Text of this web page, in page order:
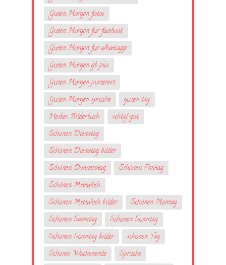
Guten Morgen fotos
Guten Morgen für facebook
Guten Morgen für whatsapp
Guten Morgen gb pics
Guten Morgen pinterest
Guten Morgen sprüche
guten tag
Heikes Bilderbuch
schlaf gut
Schönen Dienstag
Schönen Dienstag bilder
Schönen Donnerstag
Schönen Freitag
Schönen Mittwoch
Schönen Mittwoch bilder
Schönen Montag
Schönen Samstag
Schönen Sonntag
Schönen Sonntag bilder
schönen Tag
Schönes Wochenende
Sprüche